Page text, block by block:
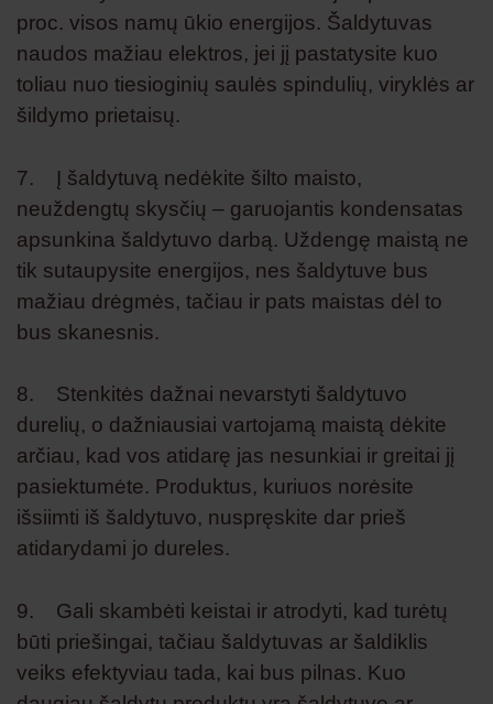
proc. visos namų ūkio energijos. Šaldytuvas
naudos mažiau elektros, jei jį pastatysite kuo
toliau nuo tiesioginių saulės spindulių, viryklės ar
šildymo prietaisų.
7. Į šaldytuvą nedėkite šilto maisto,
neuždengtų skysčių – garuojantis kondensatas
apsunkina šaldytuvo darbą. Uždengę maistą ne
tik sutaupysite energijos, nes šaldytuve bus
mažiau drėgmės, tačiau ir pats maistas dėl to
bus skanesnis.
8. Stenkitės dažnai nevarstyti šaldytuvo
durelių, o dažniausiai vartojamą maistą dėkite
arčiau, kad vos atidarę jas nesunkiai ir greitai jį
pasiektumėte. Produktus, kuriuos norėsite
išsiimti iš šaldytuvo, nuspręskite dar prieš
atidarydami jo dureles.
9. Gali skambėti keistai ir atrodyti, kad turėtų
būti priešingai, tačiau šaldytuvas ar šaldiklis
veiks efektyviau tada, kai bus pilnas. Kuo